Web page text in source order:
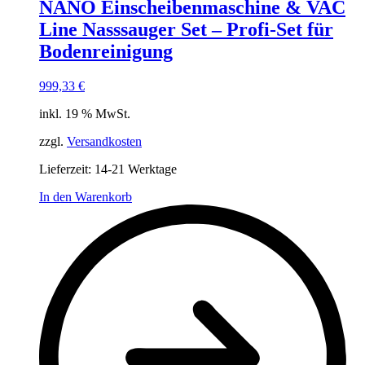
NANO Einscheibenmaschine & VAC
Line Nasssauger Set – Profi-Set für
Bodenreinigung
999,33 €
inkl. 19 % MwSt.
zzgl. Versandkosten
Lieferzeit: 14-21 Werktage
In den Warenkorb